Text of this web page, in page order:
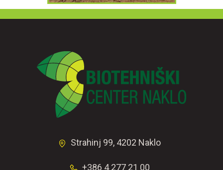
Strahinj 99, 4202 Naklo
+386 4 277 21 00